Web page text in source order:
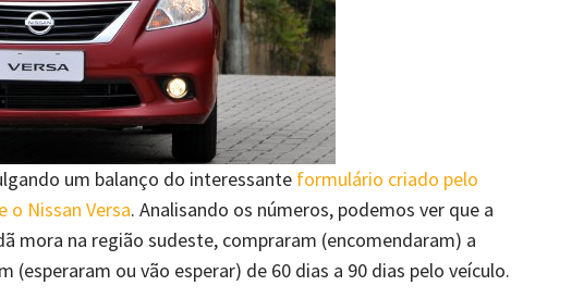
um balanço do interessante formulário criado pelo
Nissan Versa. Analisando os números, podemos ver que a
mora na região sudeste, compraram (encomendaram) a
(esperaram ou vão esperar) de 60 dias a 90 dias pelo veículo.